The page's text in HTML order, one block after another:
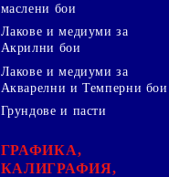
маслени бои
Лакове и медиуми за
Акрилни бои
Лакове и медиуми за
Акварелни и Темперни бои
Грундове и пасти
ГРАФИКА,
КАЛИГРАФИЯ,